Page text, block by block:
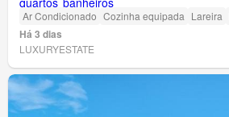
Ar Condicionado Cozinha equipada Lareira
Há 3 dias
LUXURYESTATE